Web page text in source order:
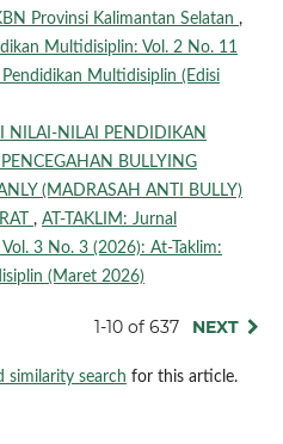
Provinsi Kalimantan Selatan ,
Multidisiplin: Vol. 2 No. 11
Multidisiplin (Edisi
NILAI-NILAI PENDIDIKAN
BULLYING
(MADRASAH ANTI BULLY)
, AT-TAKLIM: Jurnal
3 No. 3 (2026): At-Taklim:
(Maret 2026)
1-10 of 637 NEXT
similarity search for this article.